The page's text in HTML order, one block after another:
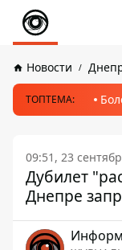
Новости
ТОПТЕМА:
09:51, 23
Дубилет
Днепре